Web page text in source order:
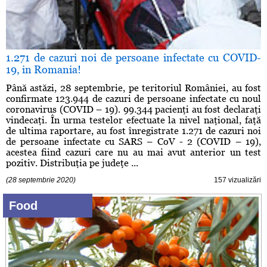
1.271 de cazuri noi de persoane infectate cu COVID-
19, in Romania!
Până astăzi, 28 septembrie, pe teritoriul României, au fost
confirmate 123.944 de cazuri de persoane infectate cu noul
coronavirus (COVID – 19). 99.344 pacienţi au fost declaraţi
vindecaţi. În urma testelor efectuate la nivel naţional, faţă
de ultima raportare, au fost înregistrate 1.271 de cazuri noi
de persoane infectate cu SARS – CoV - 2 (COVID – 19),
acestea fiind cazuri care nu au mai avut anterior un test
pozitiv. Distribuţia pe judeţe ...
(28 septembrie 2020) 157 vizualizări
Food